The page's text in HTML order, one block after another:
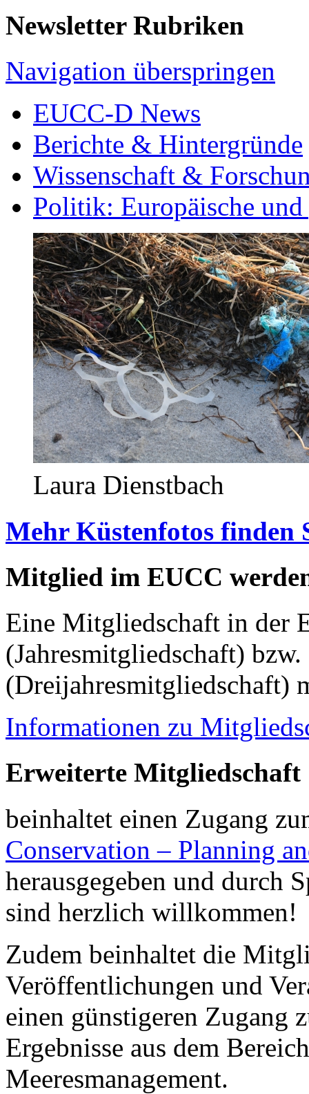
Newsletter Rubriken
Navigation überspringen
EUCC-D News
Berichte & Hintergründe
Wissenschaft &
Politik: Europäische
Laura Dienstbach
Mehr Küstenfotos finden
Mitglied im EUCC
Eine Mitgliedschaft in der
(Jahresmitgliedschaft)
(Dreijahresmitgliedschaft)
Informationen zu
Erweiterte Mitgliedschaft
beinhaltet einen Zugang
Conservation – Planning
herausgegeben und durch
sind herzlich willkommen!
Zudem beinhaltet die
Veröffentlichungen und
einen günstigeren Zugang
Ergebnisse aus dem
Meeresmanagement.